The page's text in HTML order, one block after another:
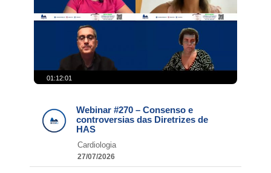
01:12:01
Webinar #270 – Consenso e
controversias das Diretrizes de
HAS
Cardiologia
27/07/2026